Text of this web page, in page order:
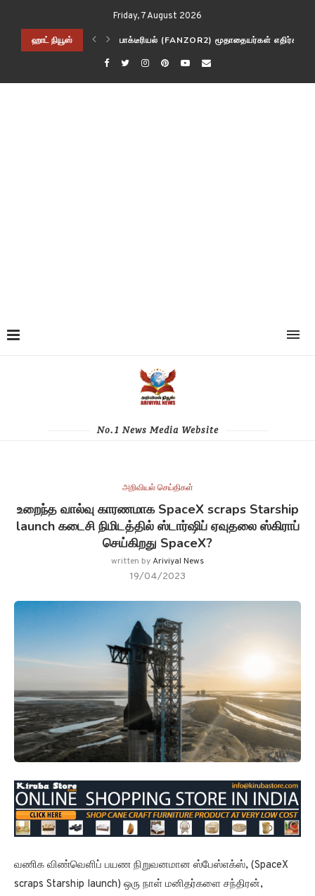
Friday, 7 August 2026
ஹாட் நியூஸ்
மரபணு பொறியியல் முயற்சிகளுக்கு இதை ஒரு பயனுள்ள கருவியாக
ஹெச் சிஎல் டெக் சி விஜயகுமார் அதிக சம்பளம்
No.1 News Media Website
அறிவியல் செய்திகள்
உறைந்த வால்வு காரணமாக SpaceX scraps Starship
launch கடைசி நிமிடத்தில் ஸ்டார்ஷிப் ஏவுதலை ஸ்கிராப்
செய்கிறது SpaceX?
written byAriviyal News
19/04/2023
வணிக விண்வெளிப் பயண நிறுவனமான ஸ்பேஸ்எக்ஸ், (SpaceX
scraps Starship launch) ஒரு நாள் மனிதர்களை சந்திரன்,